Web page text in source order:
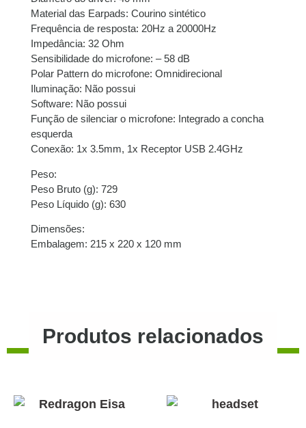
Material das Earpads: Courino sintético
Frequência de resposta: 20Hz a 20000Hz
Impedância: 32 Ohm
Sensibilidade do microfone: – 58 dB
Polar Pattern do microfone: Omnidirecional
Iluminação: Não possui
Software: Não possui
Função de silenciar o microfone: Integrado a concha
esquerda
Conexão: 1x 3.5mm, 1x Receptor USB 2.4GHz
Peso:
Peso Bruto (g): 729
Peso Líquido (g): 630
Dimensões:
Embalagem: 215 x 220 x 120 mm
Produtos relacionados